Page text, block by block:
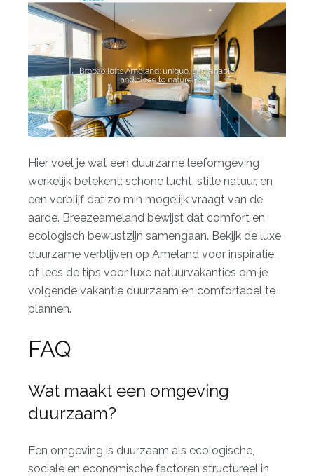
Hier voel je wat een duurzame leefomgeving
werkelijk betekent: schone lucht, stille natuur, en
een verblijf dat zo min mogelijk vraagt van de
aarde. Breezeameland bewijst dat comfort en
ecologisch bewustzijn samengaan. Bekijk de luxe
duurzame verblijven op Ameland voor inspiratie,
of lees de tips voor luxe natuurvakanties om je
volgende vakantie duurzaam en comfortabel te
plannen.
FAQ
Wat maakt een omgeving
duurzaam?
Een omgeving is duurzaam als ecologische,
sociale en economische factoren structureel in